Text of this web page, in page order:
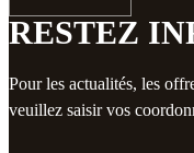
RESTEZ
Pour les actualités, les
veuillez saisir vos